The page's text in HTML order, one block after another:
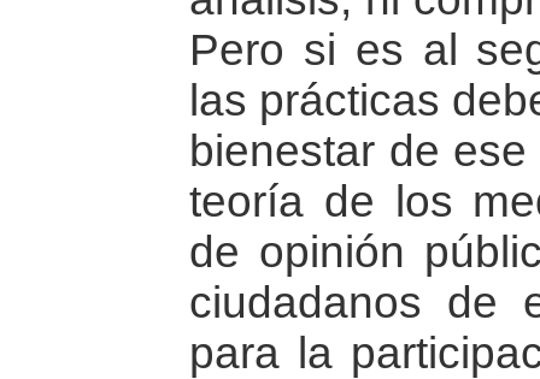
Pero si es al
las prácticas
bienestar de
teoría de los
de opinión
ciudadanos de
para la